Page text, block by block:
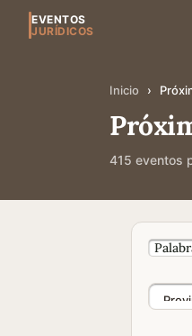
EVENTOS
JURÍDICOS
Inicio ›
415 eventos